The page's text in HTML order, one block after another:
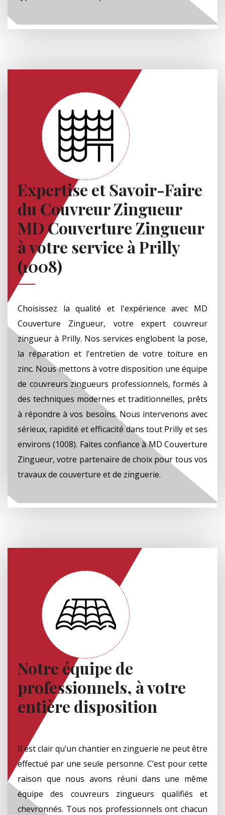
Expertise et Savoir-Faire
du Couvreur Zingueur
MD Couverture Zingueur
à votre service à Prilly
(1008)
Choisissez la qualité et l'expérience avec MD
Couverture Zingueur, votre expert couvreur
zingueur à Prilly. Nos services englobent la pose,
la réparation et l'entretien de votre toiture en
zinc. Nous mettons à votre disposition une équipe
de couvreurs zingueurs professionnels, formés à
des techniques modernes et traditionnelles, prêts
à répondre à vos besoins. Nous intervenons avec
sérieux, rapidité et efficacité dans tout Prilly et ses
environs (1008). Faites confiance à MD Couverture
Zingueur, votre partenaire de choix pour tous vos
travaux de couverture et de zinguerie.
Notre équipe de
professionnels, à votre
entière disposition
Il est clair qu’un chantier en zinguerie ne peut être
effectué par une seule personne. C’est pour cette
raison que nous avons réuni dans une même
équipe des couvreurs zingueurs qualifiés et
chevronnés. Tous nos professionnels ont chacun